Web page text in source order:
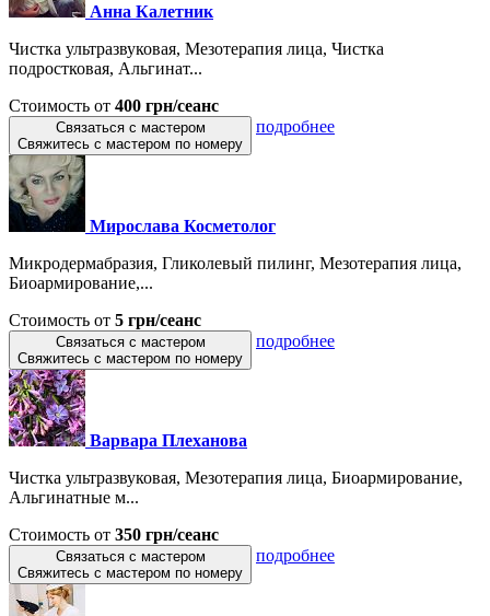
Анна Калетник
Чистка ультразвуковая, Мезотерапия лица, Чистка
подростковая, Альгинат...
Стоимость от 400 грн/сеанс
Связаться с мастером
Свяжитесь с мастером по номеру
подробнее
Мирослава Косметолог
Микродермабразия, Гликолевый пилинг, Мезотерапия лица,
Биоармирование,...
Стоимость от 5 грн/сеанс
Связаться с мастером
Свяжитесь с мастером по номеру
подробнее
Варвара Плеханова
Чистка ультразвуковая, Мезотерапия лица, Биоармирование,
Альгинатные м...
Стоимость от 350 грн/сеанс
Связаться с мастером
Свяжитесь с мастером по номеру
подробнее